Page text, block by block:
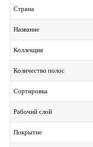
Страна
Название
Коллекция
Количество полос
Сортировка
Рабочий слой
Покрытие